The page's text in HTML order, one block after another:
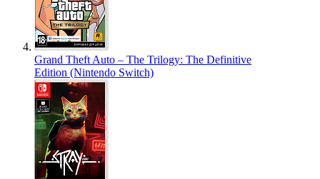
Grand Theft Auto – The Trilogy: The Definitive
Edition (Nintendo Switch)